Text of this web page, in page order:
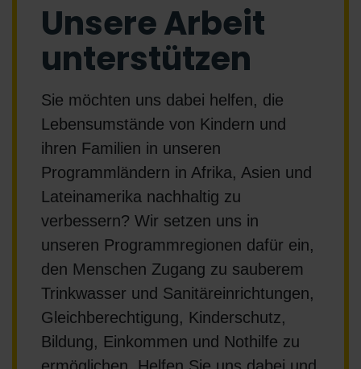
Unsere Arbeit
unterstützen
Sie möchten uns dabei helfen, die
Lebensumstände von Kindern und
ihren Familien in unseren
Programmländern in Afrika, Asien und
Lateinamerika nachhaltig zu
verbessern? Wir setzen uns in
unseren Programmregionen dafür ein,
den Menschen Zugang zu sauberem
Trinkwasser und Sanitäreinrichtungen,
Gleichberechtigung, Kinderschutz,
Bildung, Einkommen und Nothilfe zu